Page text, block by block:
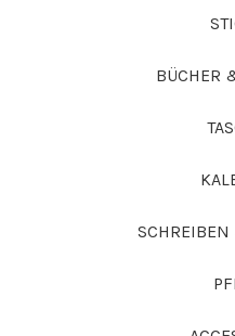
BÜCHER
SCHREIBEN